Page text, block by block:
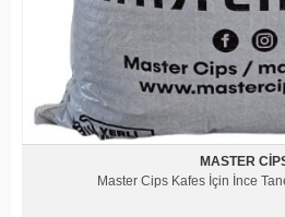
MASTER
Master Cips Kafes İçin İnce